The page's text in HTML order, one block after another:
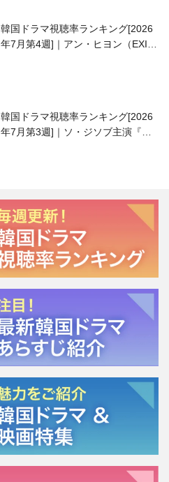
韓国ドラマ視聴率ランキング[2026
年7月第4週]｜アン・ヒヨン（EXID
韓国ドラマ視聴率ランキング[2026
年7月第3週]｜ソ・ジソブ主演『エ